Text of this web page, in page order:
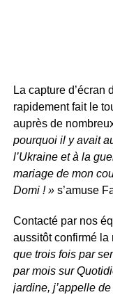
La capture d’écran
rapidement fait le
auprès de
pourquoi il y avait
l’Ukraine et à la
mariage de mon
Domi ! » s’amuse
Contacté par nos
aussitôt confirmé la
que trois fois par
par mois sur
jardine, j’appelle